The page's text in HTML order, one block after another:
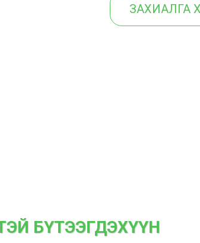
ЗАХИАЛГА
БҮТЭЭГДЭХҮҮН